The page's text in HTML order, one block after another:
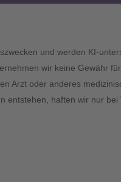
und werden KI-
wir keine Gewähr
Arzt oder anderes
entstehen, haften wir nur